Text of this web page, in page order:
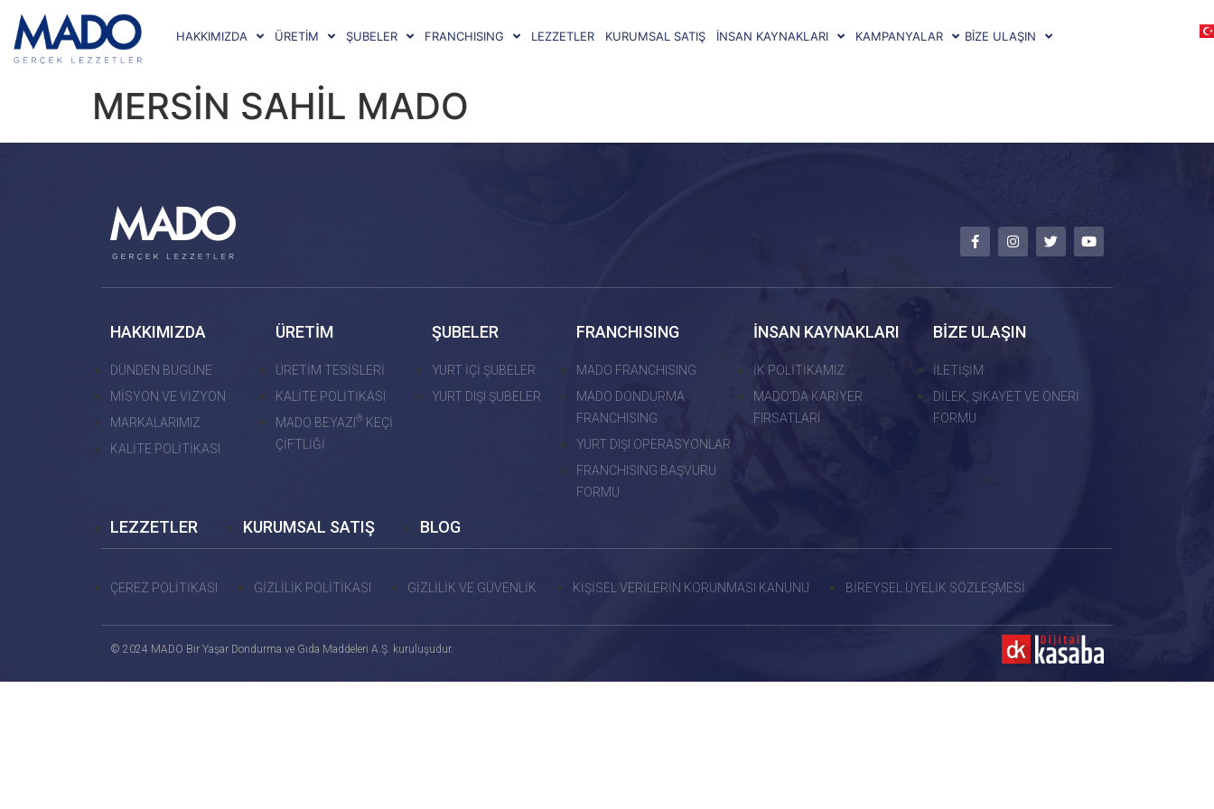
HAKKIMIZDA ÜRETİM ŞUBELER FRANCHISING LEZZETLER KURUMSAL SATIŞ İNSAN KAYNAKLARI KAMPANYALAR BİZE ULAŞIN
MERSİN SAHİL MADO
HAKKIMIZDA
DÜNDEN BUGÜNE
MİSYON VE VİZYON
MARKALARIMIZ
KALİTE POLİTİKASI
ÜRETİM
ÜRETİM TESİSLERİ
KALİTE POLİTİKASI
MADO BEYAZI®KEÇİ
ÇİFTLİĞİ
ŞUBELER
YURT İÇİ ŞUBELER
YURT DIŞI ŞUBELER
FRANCHISING
MADO FRANCHISING
MADO DONDURMA
FRANCHISING
YURT DIŞI OPERASYONLAR
FRANCHISING BAŞVURU
FORMU
İNSAN KAYNAKLARI
İK POLİTİKAMIZ
MADO'DA KARİYER
FIRSATLARI
BİZE ULAŞIN
İLETİŞİM
DİLEK, ŞİKAYET VE ÖNERİ
FORMU
LEZZETLER KURUMSAL SATIŞ BLOG
ÇEREZ POLİTİKASI GİZLİLİK POLİTİKASI GİZLİLİK VE GÜVENLİK KİŞİSEL VERİLERİN KORUNMASI KANUNU BİREYSEL ÜYELİK SÖZLEŞMESİ
© 2024 MADO Bir Yaşar Dondurma ve Gıda Maddeleri A.Ş. kuruluşudur.